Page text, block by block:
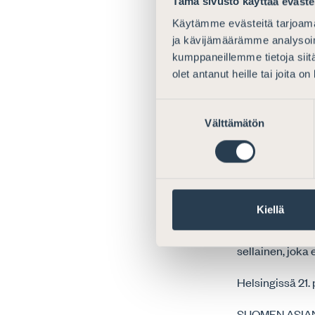
Käytämme evästeitä
ja kävijämäärämme
kumppaneillemme tietoja
olet antanut heille tai joita
Välttämätön
Kiellä
joustavin
ehdotuksessa
myöntää, jos
”huomattavaa
erilaiseen
pyritty
Yleisen
vähentää
yleinen etu”
mikä merkitys
sellainen, joka
Helsingissä